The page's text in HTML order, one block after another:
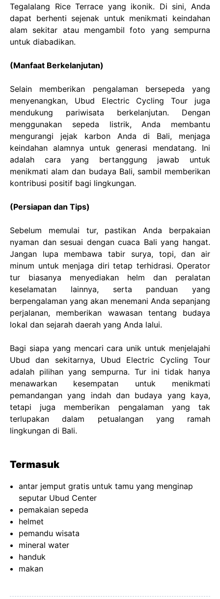
Tegalalang Rice Terrace yang ikonik. Di sini, Anda
dapat berhenti sejenak untuk menikmati keindahan
alam sekitar atau mengambil foto yang sempurna
untuk diabadikan.
(Manfaat Berkelanjutan)
Selain memberikan pengalaman bersepeda yang
menyenangkan, Ubud Electric Cycling Tour juga
mendukung pariwisata berkelanjutan. Dengan
menggunakan sepeda listrik, Anda membantu
mengurangi jejak karbon Anda di Bali, menjaga
keindahan alamnya untuk generasi mendatang. Ini
adalah cara yang bertanggung jawab untuk
menikmati alam dan budaya Bali, sambil memberikan
kontribusi positif bagi lingkungan.
(Persiapan dan Tips)
Sebelum memulai tur, pastikan Anda berpakaian
nyaman dan sesuai dengan cuaca Bali yang hangat.
Jangan lupa membawa tabir surya, topi, dan air
minum untuk menjaga diri tetap terhidrasi. Operator
tur biasanya menyediakan helm dan peralatan
keselamatan lainnya, serta panduan yang
berpengalaman yang akan menemani Anda sepanjang
perjalanan, memberikan wawasan tentang budaya
lokal dan sejarah daerah yang Anda lalui.
Bagi siapa yang mencari cara unik untuk menjelajahi
Ubud dan sekitarnya, Ubud Electric Cycling Tour
adalah pilihan yang sempurna. Tur ini tidak hanya
menawarkan kesempatan untuk menikmati
pemandangan yang indah dan budaya yang kaya,
tetapi juga memberikan pengalaman yang tak
terlupakan dalam petualangan yang ramah
lingkungan di Bali.
Termasuk
antar jemput gratis untuk tamu yang menginap
seputar Ubud Center
pemakaian sepeda
helmet
pemandu wisata
mineral water
handuk
makan